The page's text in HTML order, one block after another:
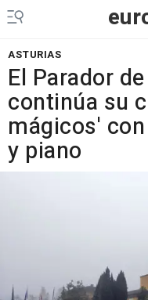
ASTURIAS
El Parador
continúa su
mágicos'
y piano